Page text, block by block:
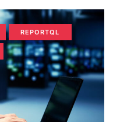
REPORTQL